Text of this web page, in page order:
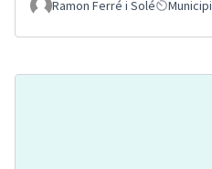
Ramon Ferré i Solé
Municipi